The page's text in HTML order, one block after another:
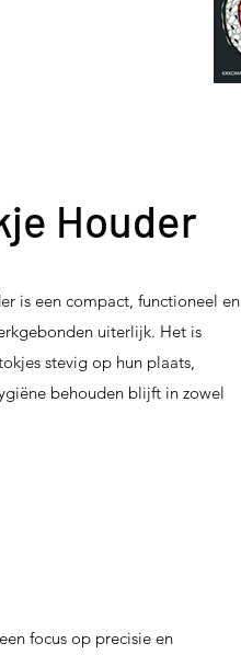
Houder
is een compact, functioneel en
uiterlijk. Het is
stevig op hun plaats,
behouden blijft in zowel
focus op precisie en